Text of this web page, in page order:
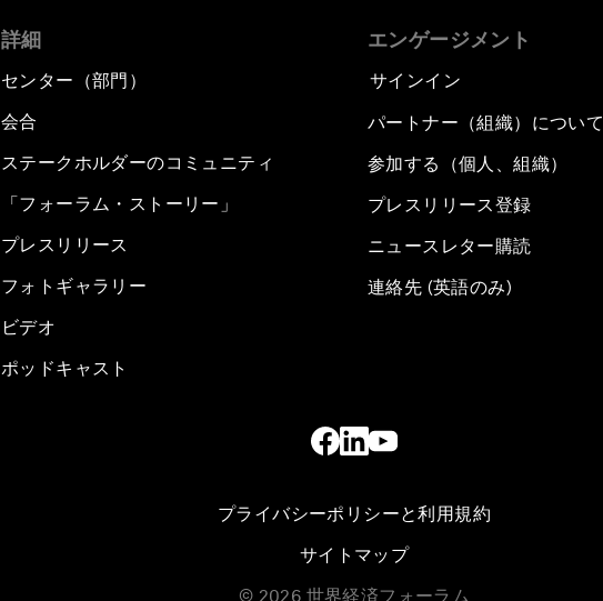
詳細
センター（部門）
会合
ステークホルダーのコミュニティ
「フォーラム・ストーリー」
プレスリリース
フォトギャラリー
ビデオ
ポッドキャスト
エンゲージメント
サインイン
パートナー（組織）について
参加する（個人、組織）
プレスリリース登録
ニュースレター購読
連絡先 (英語のみ)
プライバシーポリシーと利用規約
サイトマップ
© 2026 世界経済フォーラム